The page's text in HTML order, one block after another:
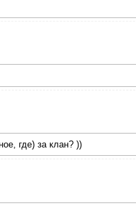
где) за клан? ))